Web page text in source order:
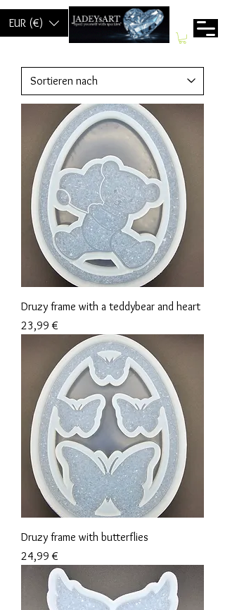
EUR (€)
Druzy frame with a teddybear and heart
Preis
23,99 €
Druzy frame with butterflies
Preis
24,99 €